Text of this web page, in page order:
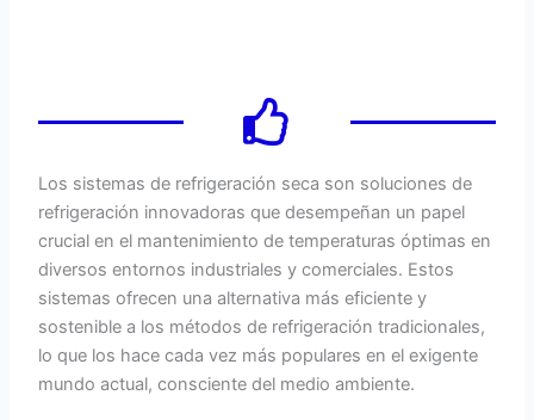
Los sistemas de refrigeración seca son soluciones de
refrigeración innovadoras que desempeñan un papel
crucial en el mantenimiento de temperaturas óptimas en
diversos entornos industriales y comerciales. Estos
sistemas ofrecen una alternativa más eficiente y
sostenible a los métodos de refrigeración tradicionales,
lo que los hace cada vez más populares en el exigente
mundo actual, consciente del medio ambiente.